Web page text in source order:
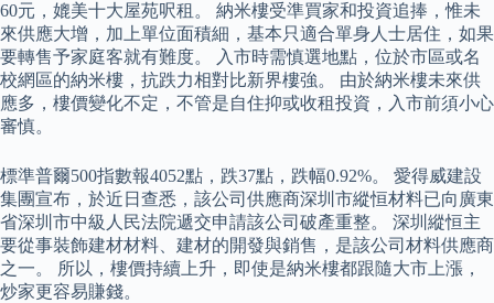
60元，媲美十大屋苑呎租。 納米樓受準買家和投資追捧，惟未
來供應大增，加上單位面積細，基本只適合單身人士居住，如果
要轉售予家庭客就有難度。 入市時需慎選地點，位於市區或名
校網區的納米樓，抗跌力相對比新界樓強。 由於納米樓未來供
應多，樓價變化不定，不管是自住抑或收租投資，入市前須小心
審慎。
標準普爾500指數報4052點，跌37點，跌幅0.92%。 愛得威建設
集團宣布，於近日查悉，該公司供應商深圳市縱恒材料已向廣東
省深圳市中級人民法院遞交申請該公司破產重整。 深圳縱恒主
要從事裝飾建材材料、建材的開發與銷售，是該公司材料供應商
之一。 所以，樓價持續上升，即使是納米樓都跟隨大市上漲，
炒家更容易賺錢。